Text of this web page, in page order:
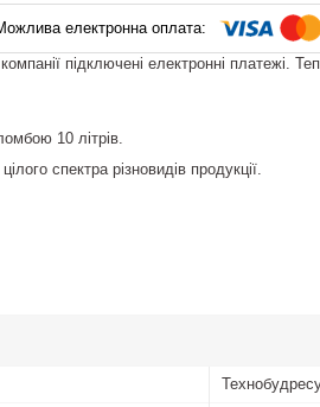
підключені електронні платежі.
10 літрів.
спектра різновидів продукції.